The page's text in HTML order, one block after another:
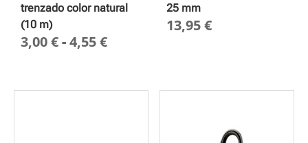
trenzado color natural
(10 m)
3,00€-4,55€Rango
desde
25 mm
13,95€